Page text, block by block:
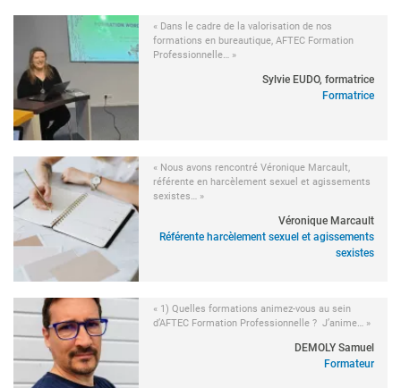
« Dans le cadre de la valorisation de nos
formations en bureautique, AFTEC Formation
Professionnelle… »
Sylvie EUDO, formatrice
Formatrice
« Nous avons rencontré Véronique Marcault,
référente en harcèlement sexuel et agissements
sexistes… »
Véronique Marcault
Référente harcèlement sexuel et agissements
sexistes
« 1) Quelles formations animez-vous au sein
d’AFTEC Formation Professionnelle ? J’anime… »
DEMOLY Samuel
Formateur